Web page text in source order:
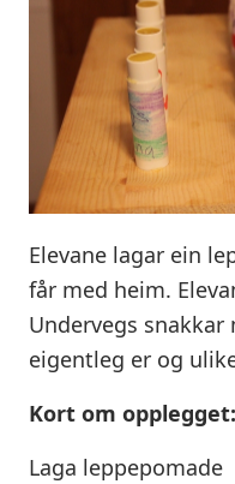
Elevane lagar ein
får med heim.
Undervegs
eigentleg er og
Kort om opplegget:
Laga leppepomade